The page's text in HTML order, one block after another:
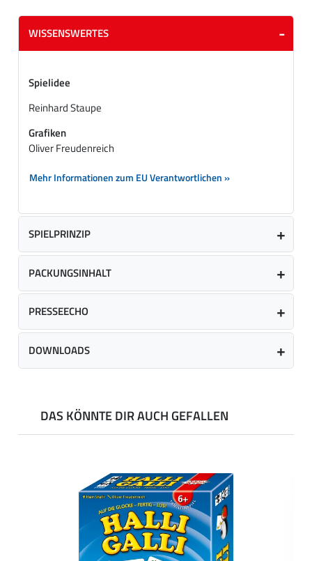
WISSENSWERTES
Spielidee
Reinhard Staupe
Grafiken
Oliver Freudenreich
Mehr Informationen zum EU Verantwortlichen »
SPIELPRINZIP
PACKUNGSINHALT
PRESSEECHO
DOWNLOADS
DAS KÖNNTE DIR AUCH GEFALLEN